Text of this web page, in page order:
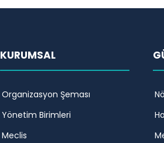
KURUMSAL
Organizasyon Şeması
Yönetim Birimleri
Meclis